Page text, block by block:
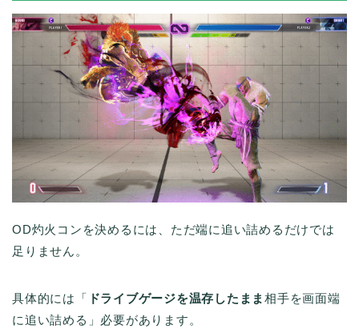
OD灼火コンを決めるには、ただ端に追い詰めるだけでは
足りません。
具体的には「 ドライブゲージを温存したまま相手を画面端
に追い詰める」必要があります。